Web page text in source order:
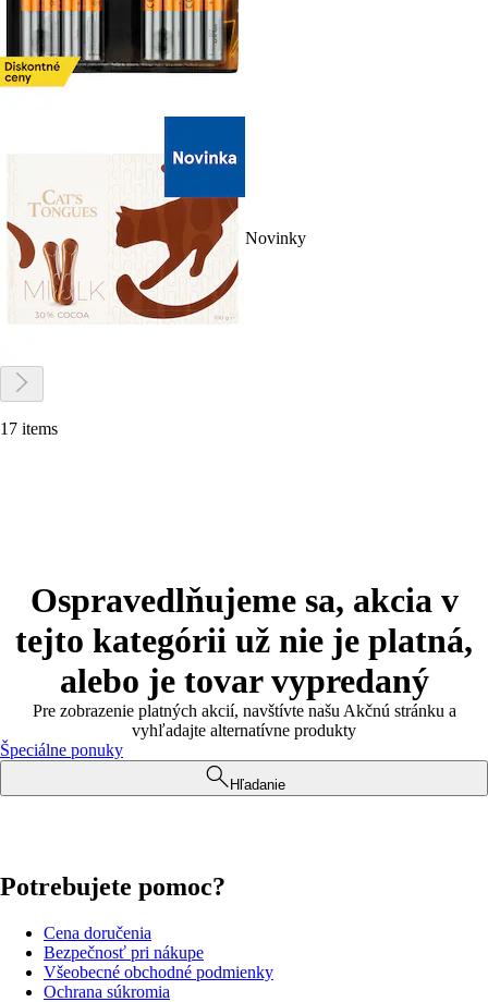
Novinky
17 items
Ospravedlňujeme sa, akcia v
tejto kategórii už nie je platná,
alebo je tovar vypredaný
Pre zobrazenie platných akcií, navštívte našu Akčnú stránku a
vyhľadajte alternatívne produkty
Špeciálne ponuky
Hľadanie
Potrebujete pomoc?
Cena doručenia
Bezpečnosť pri nákupe
Všeobecné obchodné podmienky
Ochrana súkromia